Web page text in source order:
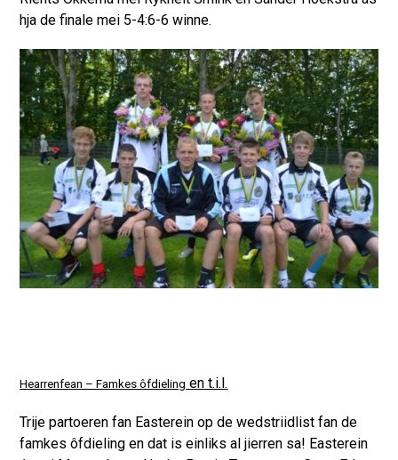
hja de finale mei 5-4:6-6 winne.
Hearrenfean – Famkes ôfdieling en t.i.l.
Trije partoeren fan Easterein op de wedstriidlist fan de
famkes ôfdieling en dat is einliks al jierren sa! Easterein